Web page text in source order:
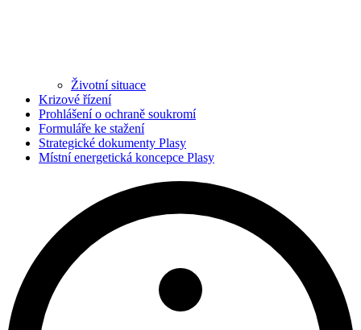
Životní situace
Krizové řízení
Prohlášení o ochraně soukromí
Formuláře ke stažení
Strategické dokumenty Plasy
Místní energetická koncepce Plasy